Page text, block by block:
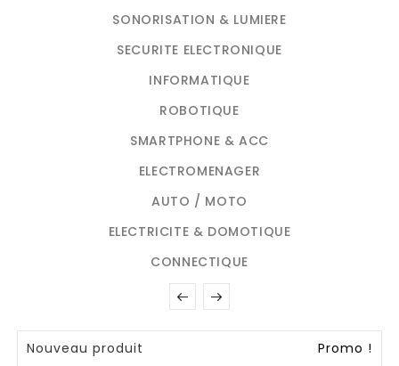
SONORISATION & LUMIERE
SECURITE ELECTRONIQUE
INFORMATIQUE
ROBOTIQUE
SMARTPHONE & ACC
ELECTROMENAGER
AUTO / MOTO
ELECTRICITE & DOMOTIQUE
CONNECTIQUE
Promo !
Nouveau produit